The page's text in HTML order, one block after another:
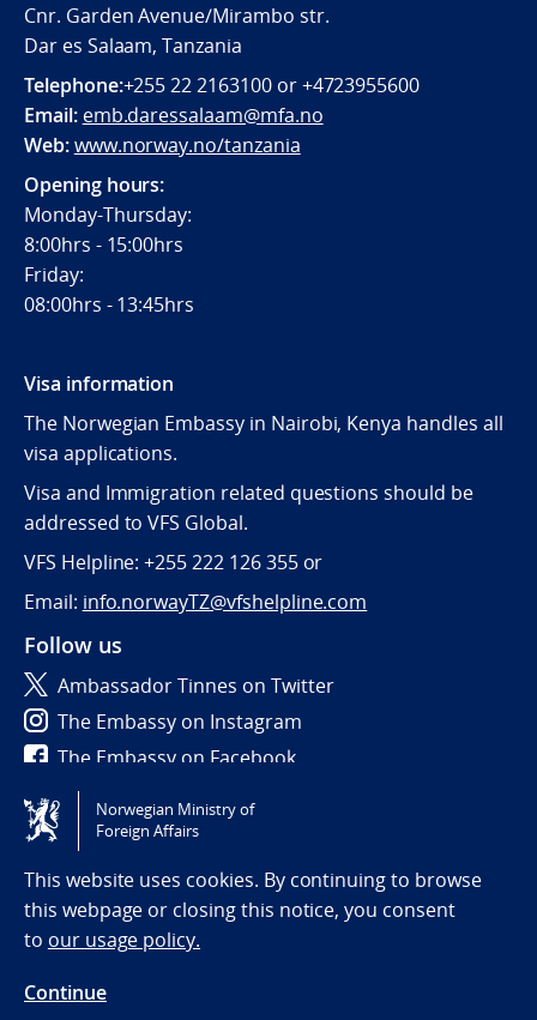
Cnr. Garden Avenue/Mirambo str.
Dar es Salaam, Tanzania
Telephone:+255 22 2163100 or +4723955600
Email: emb.daressalaam@mfa.no
Web:www.norway.no/tanzania
Opening hours:
Monday-Thursday:
8:00hrs - 15:00hrs
Friday:
08:00hrs - 13:45hrs
Visa information
The Norwegian Embassy in Nairobi, Kenya handles all
visa applications.
Visa and Immigration related questions should be
addressed to VFS Global.
VFS Helpline: +255 222 126 355 or
Email: info.norwayTZ@vfshelpline.com
Follow us
Ambassador Tinnes on Twitter
The Embassy on Instagram
The Embassy on Facebook
Tilgjengelighetserklæring / Accessibility statement
(NO)
Norwegian Ministry of
Foreign Affairs
This website uses cookies. By continuing to browse
this webpage or closing this notice, you consent
to our usage policy.
Continue